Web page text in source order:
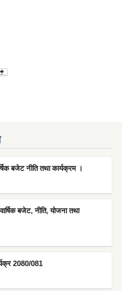
बजेट नीति तथा कार्यक्रम ।
बजेट, नीति, योजना तथा
2080/081